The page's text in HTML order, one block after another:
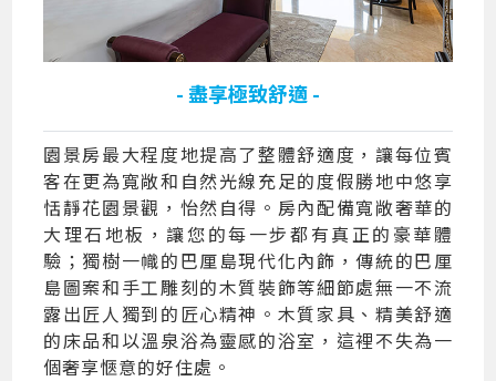
- 盡享極致舒適 -
園景房最大程度地提高了整體舒適度，讓每位賓
客在更為寬敞和自然光線充足的度假勝地中悠享
恬靜花園景觀，怡然自得。房內配備寬敞奢華的
大理石地板，讓您的每一步都有真正的豪華體
驗；獨樹一幟的巴厘島現代化內飾，傳統的巴厘
島圖案和手工雕刻的木質裝飾等細節處無一不流
露出匠人獨到的匠心精神。木質家具、精美舒適
的床品和以溫泉浴為靈感的浴室，這裡不失為一
個奢享愜意的好住處。